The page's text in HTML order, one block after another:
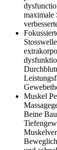
maximale
Muskel
Beine